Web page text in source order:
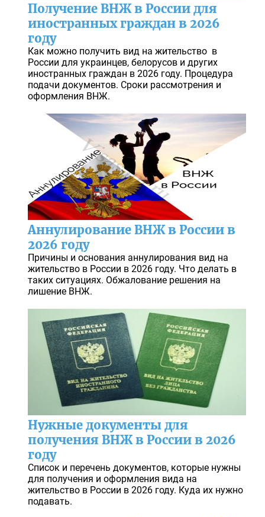
Получение ВНЖ в России для
иностранных граждан в 2026
году
Как можно получить вид на жительство в
России для украинцев, белорусов и других
иностранных граждан в 2026 году. Процедура
подачи документов. Сроки рассмотрения и
оформления ВНЖ.
Аннулирование ВНЖ в России в
2026 году
Причины и основания аннулирования вид на
жительство в России в 2026 году. Что делать в
таких ситуациях. Обжалование решения на
лишение ВНЖ.
Нужные документы для
получения ВНЖ в России в 2026
году
Список и перечень документов, которые нужны
для получения и оформления вида на
жительство в России в 2026 году. Куда их нужно
подавать.